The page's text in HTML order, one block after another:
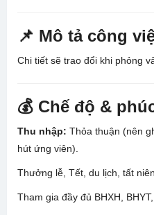
📌 Mô tả công
Chi tiết sẽ trao đổi khi phỏng
💰 Chế độ &
Thu nhập: Thỏa thuận (nên
hút ứng viên).
Thưởng lễ, Tết, du lịch, tất
Tham gia đầy đủ BHXH, BHYT,